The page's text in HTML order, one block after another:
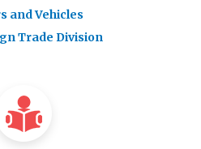
and Vehicles
Trade Division